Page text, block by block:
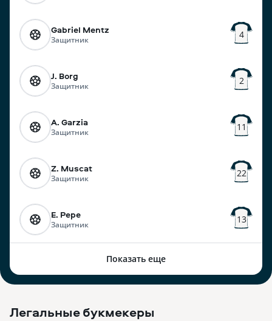
Gabriel Mentz
Защитник 4
J. Borg
Защитник 2
A. Garzia
Защитник 11
Z. Muscat
Защитник 22
E. Pepe
Защитник 13
Показать еще
Легальные букмекеры